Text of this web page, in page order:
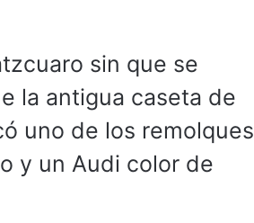
sin que se
la antigua caseta de
uno de los remolques
y un Audi color de